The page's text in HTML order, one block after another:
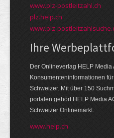
www.plz-postleitzahl.ch
plz.help.ch
www.plz-
Ihre
Der Onlineverlag HELP Media
Konsumenten­informationen
Schweizer. Mit über 150
portalen gehört HELP Media
Schweizer Onlinemarkt.
www.help.ch